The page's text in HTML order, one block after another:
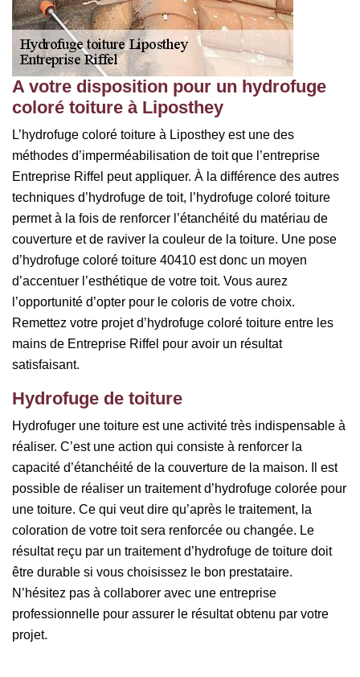
A votre disposition pour un hydrofuge
coloré toiture à Liposthey
L’hydrofuge coloré toiture à Liposthey est une des
méthodes d’imperméabilisation de toit que l’entreprise
Entreprise Riffel peut appliquer. À la différence des autres
techniques d’hydrofuge de toit, l’hydrofuge coloré toiture
permet à la fois de renforcer l’étanchéité du matériau de
couverture et de raviver la couleur de la toiture. Une pose
d’hydrofuge coloré toiture 40410 est donc un moyen
d’accentuer l’esthétique de votre toit. Vous aurez
l’opportunité d’opter pour le coloris de votre choix.
Remettez votre projet d’hydrofuge coloré toiture entre les
mains de Entreprise Riffel pour avoir un résultat
satisfaisant.
Hydrofuge de toiture
Hydrofuger une toiture est une activité très indispensable à
réaliser. C’est une action qui consiste à renforcer la
capacité d’étanchéité de la couverture de la maison. Il est
possible de réaliser un traitement d’hydrofuge colorée pour
une toiture. Ce qui veut dire qu’après le traitement, la
coloration de votre toit sera renforcée ou changée. Le
résultat reçu par un traitement d’hydrofuge de toiture doit
être durable si vous choisissez le bon prestataire.
N’hésitez pas à collaborer avec une entreprise
professionnelle pour assurer le résultat obtenu par votre
projet.